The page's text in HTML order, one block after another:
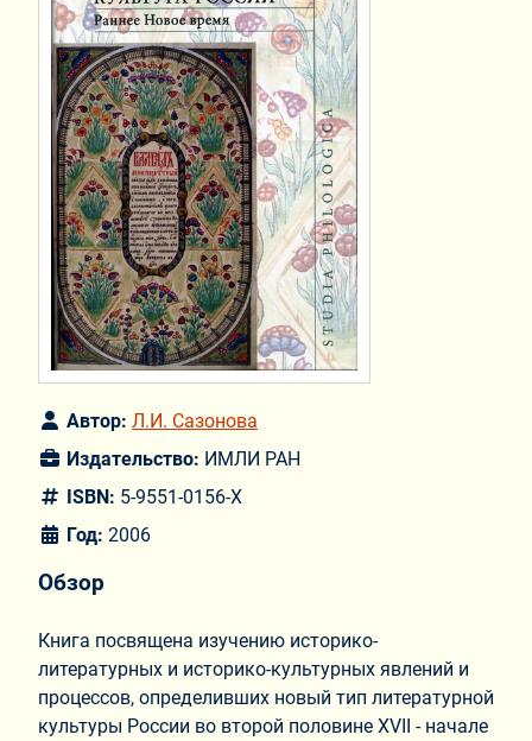
Автор: Л.И. Сазонова
Издательство: ИМЛИ РАН
ISBN: 5-9551-0156-X
Год: 2006
Обзор
Книга посвящена изучению историко-
литературных и историко-культурных явлений и
процессов, определивших новый тип литературной
культуры России во второй половине XVII - начале